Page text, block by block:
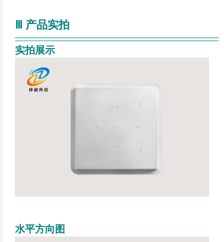
Ⅲ 产品实拍
————————————————————————
实拍展示
水平方向图